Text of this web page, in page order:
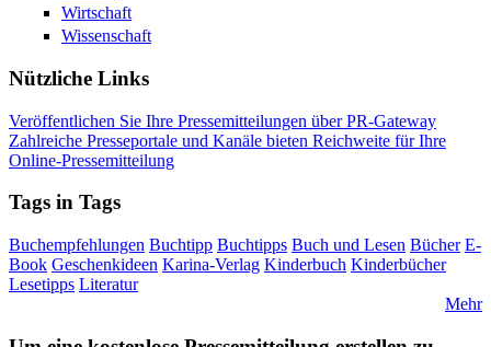
Wirtschaft
Wissenschaft
Nützliche Links
Veröffentlichen Sie Ihre Pressemitteilungen über PR-Gateway
Zahlreiche Presseportale und Kanäle bieten Reichweite für Ihre
Online-Pressemitteilung
Tags in Tags
Buchempfehlungen Buchtipp Buchtipps Buch und Lesen Bücher E-
Book Geschenkideen Karina-Verlag Kinderbuch Kinderbücher
Lesetipps Literatur
Mehr